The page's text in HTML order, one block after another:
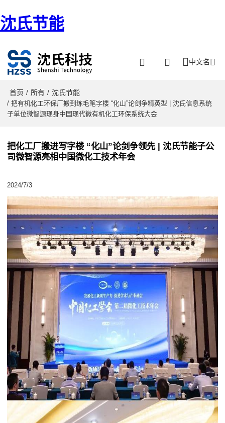
沈氏节能
中文名
首页 / 所有 / 沈氏节能
/ 把有机化工环保厂搬到练毛笔字楼 “化山”论剑争精英型 | 沈氏信息系统
子单位微智源现身中国现代微有机化工环保系统大会
把化工厂搬进写字楼 “化山”论剑争领先 | 沈氏节能子公
司微智源亮相中国微化工技术年会
2024/7/3